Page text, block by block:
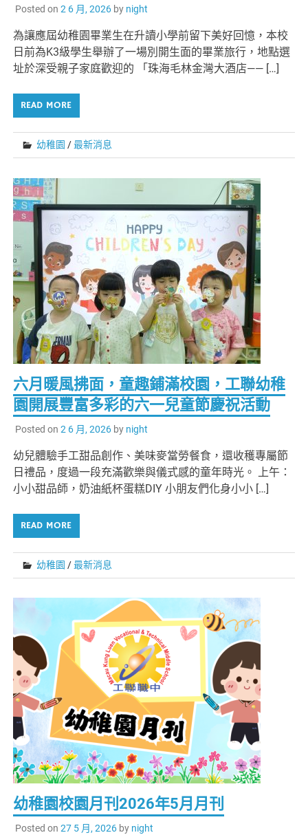
Posted on 2 6 月, 2026by night
為讓應屆幼稚園畢業生在升讀小學前留下美好回憶，本校
日前為K3級學生舉辦了一場別開生面的畢業旅行，地點選
址於深受親子家庭歡迎的 「珠海毛林金灣大酒店—— […]
READ MORE
幼稚園 /最新消息
六月暖風拂面，童趣鋪滿校園，工聯幼稚
園開展豐富多彩的六一兒童節慶祝活動
Posted on 2 6 月, 2026by night
幼兒體驗手工甜品創作、美味麥當勞餐食，還收穫專屬節
日禮品，度過一段充滿歡樂與儀式感的童年時光。 上午：
小小甜品師，奶油紙杯蛋糕DIY 小朋友們化身小小 […]
READ MORE
幼稚園 /最新消息
幼稚園校園月刊2026年5月月刊
Posted on 27 5 月, 2026by night